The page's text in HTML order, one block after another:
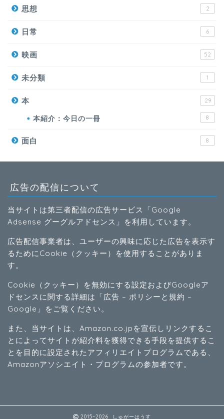
思想 2
日常 6
映画 52
未分類 1
本 29
本紹介：今日の一冊 8
面白 8
広告の配信について
当サイトは第三者配信の広告サービス「Google
Adsense グーグルアドセンス」を利用しています。
広告配信事業者は、ユーザーの興味に応じた広告を表示す
るためにCookie（クッキー）を使用することがありま
す。
Cookie（クッキー）を無効にする設定およびGoogleア
ドセンスに関する詳細は「広告 – ポリシーと規約 –
Google 」をご覧ください。
また、当サイトは、Amazon.co.jpを宣伝しリンクするこ
とによってサイトが紹介料を獲得できる手段を提供するこ
とを目的に設定されたアフィリエイトプログラムである、
Amazonアソシエイト・プログラムの参加者です。
2015–2026 しゅがーはうす